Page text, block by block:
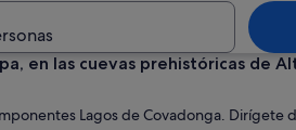
acuario con varios peces nadando cerca de
en las cuevas prehistóricas de
Lagos de Covadonga. Dirígete